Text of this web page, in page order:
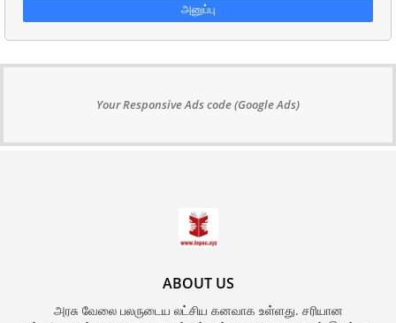
Your Responsive Ads code (Google Ads)
ABOUT US
அரசு வேலை பலருடைய லட்சிய கனவாக உள்ளது. சரியான